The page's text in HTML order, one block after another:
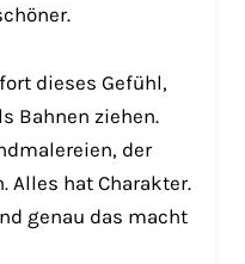
dieses Gefühl,
Bahnen ziehen.
der
Alles hat Charakter.
genau das macht